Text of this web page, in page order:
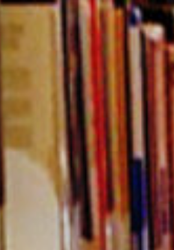
コ
テ
へ
プ